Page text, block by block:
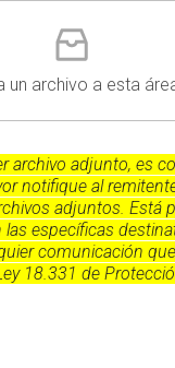
un archivo a esta
adjunto, es
notifique al
adjuntos. Está
específicas
comunicación
18.331 de